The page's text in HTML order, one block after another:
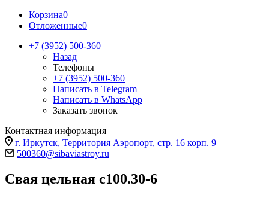
Корзина0
Отложенные0
+7 (3952) 500-360
Назад
Телефоны
+7 (3952) 500-360
Написать в Telegram
Написать в WhatsApp
Заказать звонок
Контактная информация
г. Иркутск, Территория Аэропорт, стр. 16 корп. 9
500360@sibaviastroy.ru
Свая цельная с100.30-6